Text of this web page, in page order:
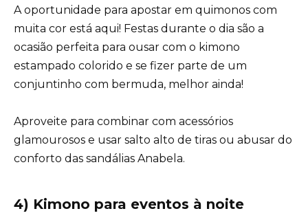
A oportunidade para apostar em quimonos com
muita cor está aqui! Festas durante o dia são a
ocasião perfeita para ousar com o kimono
estampado colorido e se fizer parte de um
conjuntinho com bermuda, melhor ainda!
Aproveite para combinar com acessórios
glamourosos e usar salto alto de tiras ou abusar do
conforto das sandálias Anabela.
4) Kimono para eventos à noite